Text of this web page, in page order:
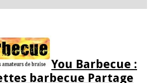
You Barbecue :
barbecue Partage